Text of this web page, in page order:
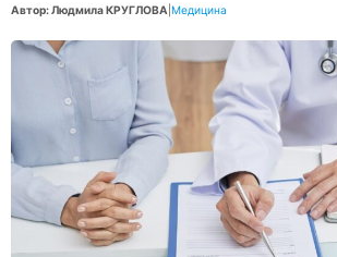
Автор: Людмила КРУГЛОВА Медицина